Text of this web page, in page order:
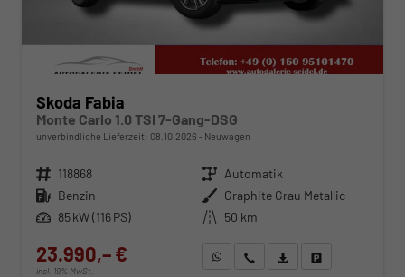
Skoda Fabia
Monte Carlo 1.0 TSI 7-Gang-DSG
unverbindliche Lieferzeit: 08.10.2026 Neuwagen
Fahrzeugnr. 118868 Getriebe Automatik
Kraftstoff Benzin Außenfarbe Graphite Grau Metallic
Leistung 85 kW (116 PS) Kilometerstand 50 km
23.990,– €
incl. 19% MwSt.
WhatsApp anfragen
Wir rufen Sie anFahrzeugexposé (PDF)